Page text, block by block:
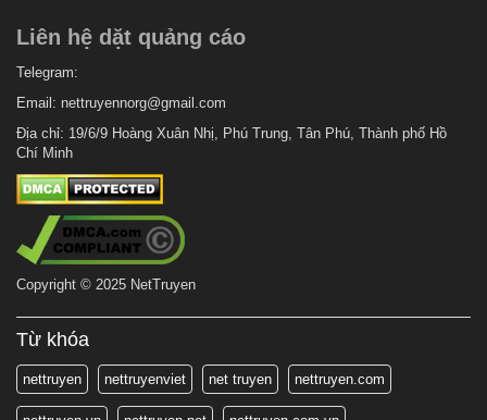
Liên hệ dặt quảng cáo
Telegram:
Email: nettruyennorg@gmail.com
Địa chỉ: 19/6/9 Hoàng Xuân Nhị, Phú Trung, Tân Phú, Thành phố Hồ
Chí Minh
Copyright © 2025 NetTruyen
Từ khóa
nettruyen nettruyenviet net truyen nettruyen.com